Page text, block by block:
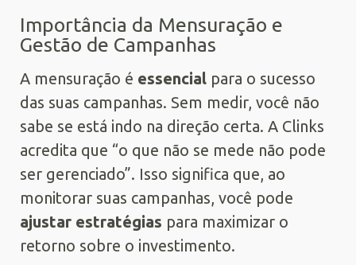
Importância da Mensuração e
Gestão de Campanhas
A mensuração é essencial para o sucesso
das suas campanhas. Sem medir, você não
sabe se está indo na direção certa. A Clinks
acredita que “o que não se mede não pode
ser gerenciado”. Isso significa que, ao
monitorar suas campanhas, você pode
ajustar estratégias para maximizar o
retorno sobre o investimento.